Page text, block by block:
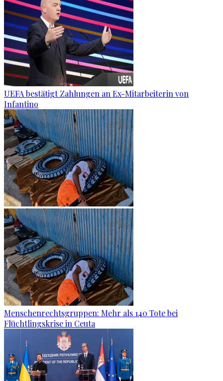
UEFA bestätigt Zahlungen an Ex-Mitarbeiterin von
Infantino
Menschenrechtsgruppen: Mehr als 140 Tote bei
Flüchtlingskrise in Ceuta